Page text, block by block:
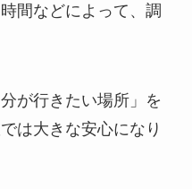
間などによって、調
が行きたい場所」を
は大きな安心になり